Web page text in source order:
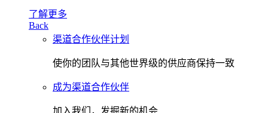
了解更多
Back
渠道合作伙伴计划
使你的团队与其他世界级的供应商保持一致
成为渠道合作伙伴
加入我们，发掘新的机会